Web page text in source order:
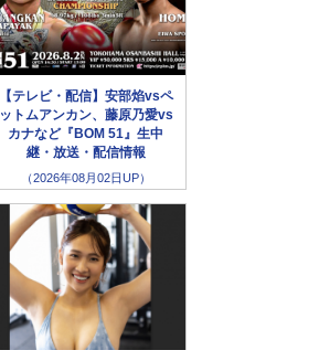
【テレビ・配信】安部焰vsペ
ットムアンカン、藤原乃愛vs
カナなど『BOM 51』生中
継・放送・配信情報
（2026年08月02日UP）